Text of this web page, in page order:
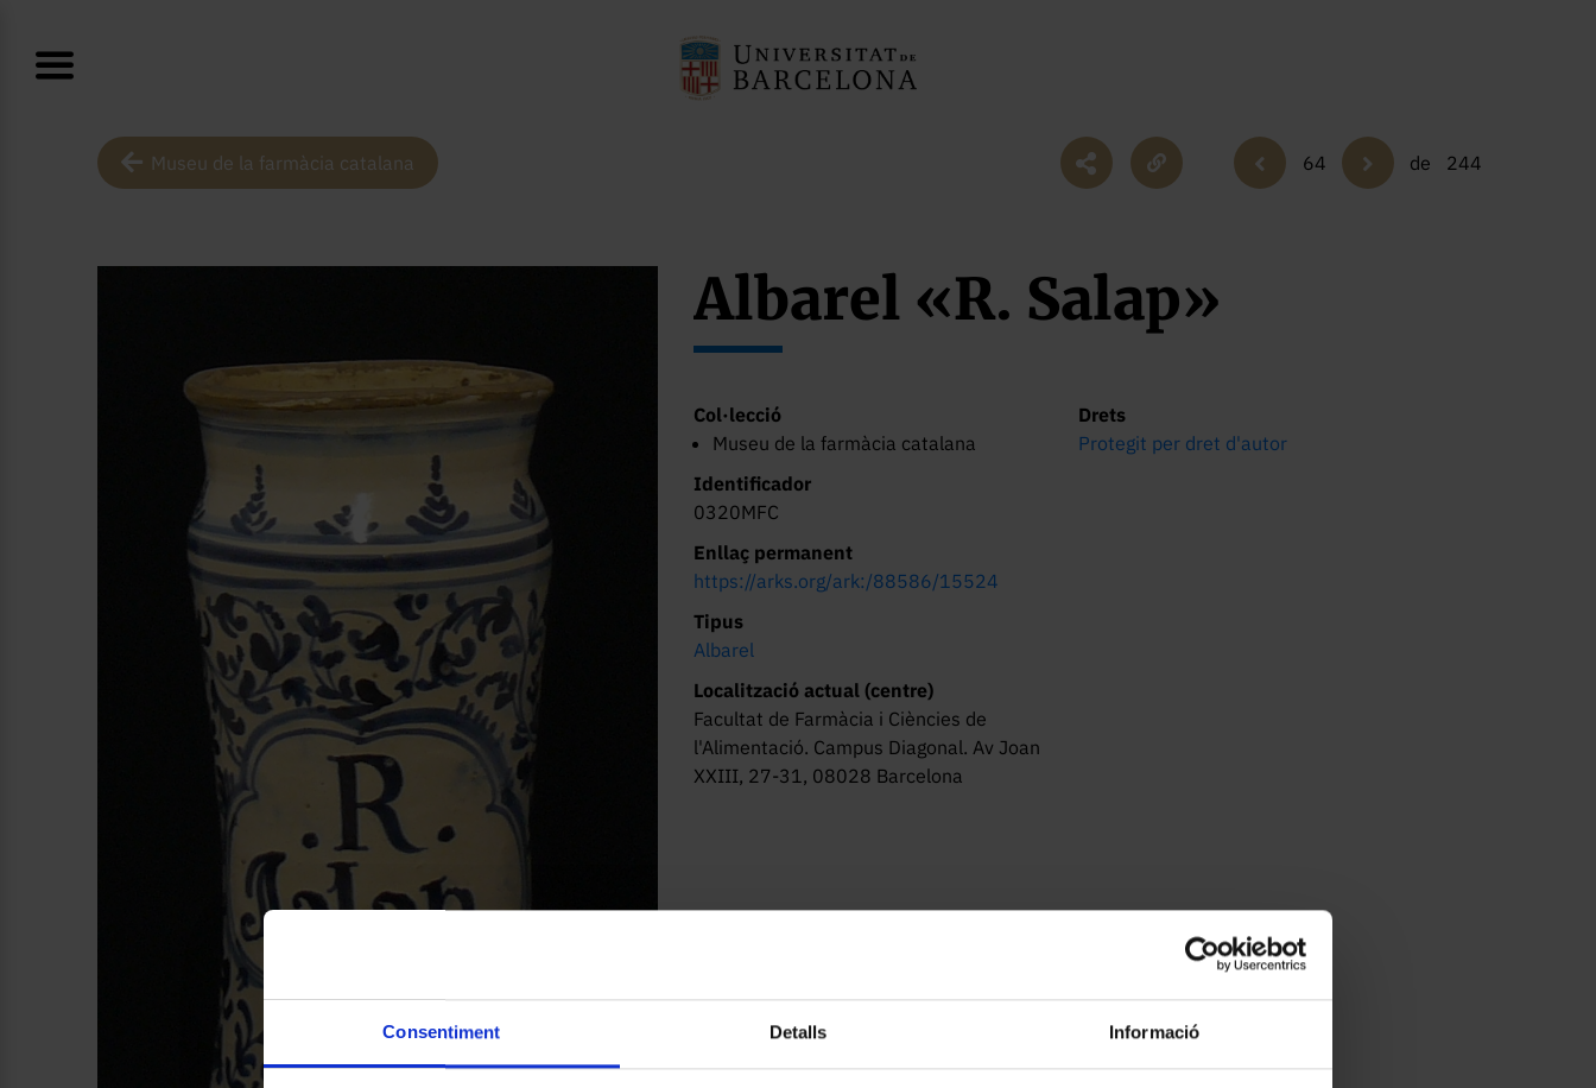
Consentiment Detalls Informació
Museu de la farmàcia catalana 64 de 244
Albarel «R. Salap»
Col·lecció
Museu de la farmàcia catalana
Identificador
0320MFC
Enllaç permanent
https://arks.org/ark:/88586/15524
Tipus
Albarel
Localització actual (centre)
Facultat de Farmàcia i Ciències de
l'Alimentació. Campus Diagonal. Av Joan
XXIII, 27-31, 08028 Barcelona
Drets
Protegit per dret d'autor